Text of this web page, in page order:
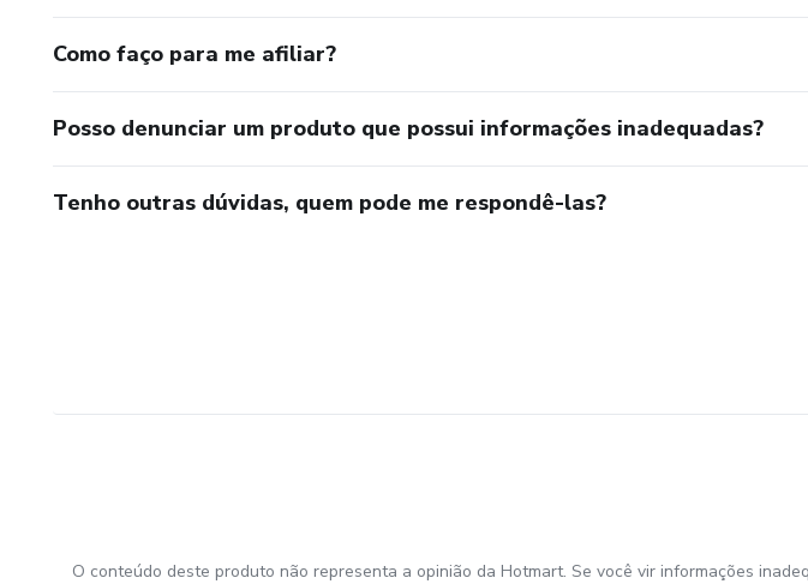
Como faço para me afiliar?
Posso denunciar um produto que possui informações inadequadas?
Tenho outras dúvidas, quem pode me respondê-las?
O conteúdo deste produto não representa a opinião da Hotmart. Se você vir informações